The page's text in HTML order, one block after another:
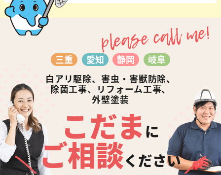
please call me!
三重 愛知 静岡
岐阜
白アリ駆除、害虫・害獣防除、
除菌工事、リフォーム工事、
外壁塗装
こだまに
ご相談ください